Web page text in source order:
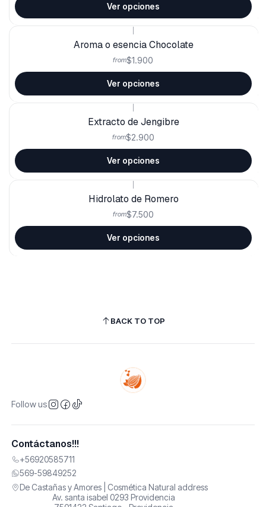
Ver opciones
Aroma o esencia Chocolate
from$1.900
Ver opciones
Extracto de Jengibre
from$2.900
Ver opciones
Hidrolato de Romero
from$7.500
Ver opciones
BACK TO TOP
Follow us
Contáctanos!!!
+56920585711
569-59849252
De Castañas y Amores | Cosmética Natural address
Av. santa isabel 0293 Providencia